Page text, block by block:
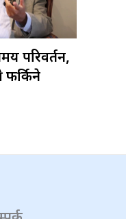
परिवर्तन,
फर्किने